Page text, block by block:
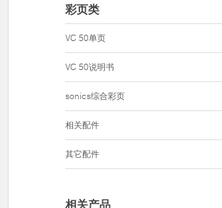
彩页类
VC 50单页
VC 50说明书
sonics综合彩页
相关配件
其它配件
相关产品